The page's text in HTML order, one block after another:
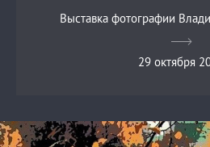
Выставка фотографии
29 октября